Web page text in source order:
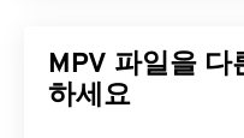
MPV 파일을 다
하세요